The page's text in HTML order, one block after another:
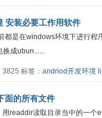
装必要工作用软件
都是在windows环境下进行
换成ubun......
标签： andriod开发环境
面的所有文件
readdir读取目录当中的一个